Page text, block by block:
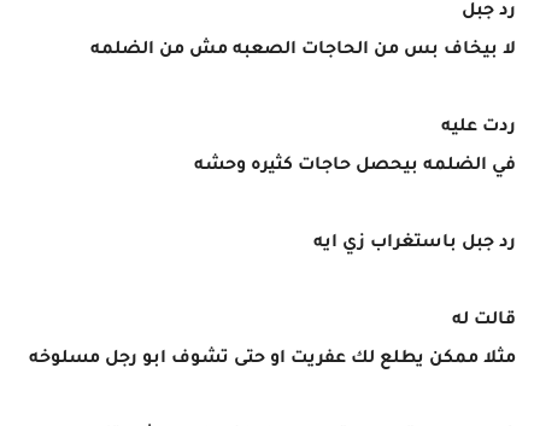
رد جبل
لا بيخاف بس من الحاجات الصعبه مش من الضلمه
ردت عليه
في الضلمه بيحصل حاجات كثيره وحشه
رد جبل باستغراب زي ايه
قالت له
مثلا ممكن يطلع لك عفريت او حتى تشوف ابو رجل مسلوخه